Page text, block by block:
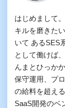
はじめまして
キルを磨きた
いて あるSES
として働けば
んまとひっか
保守運用、プ
の給料を超え
SaaS開発のベ